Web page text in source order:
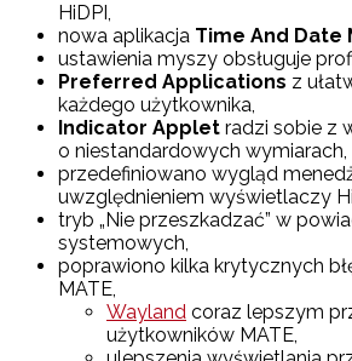
HiDPI,
nowa aplikacja Time And Date
ustawienia myszy obsługuje
Preferred Applications z
każdego użytkownika,
Indicator Applet radzi sobie z
o niestandardowych wymiarach,
przedefiniowano wygląd
uwzględnieniem wyświetlaczy
tryb „Nie przeszkadzać” w
systemowych,
poprawiono kilka krytycznych
MATE,
Wayland coraz lepszym
użytkowników MATE,